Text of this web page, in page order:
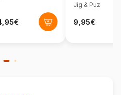
Boîte triangulaire
Jig & Puz